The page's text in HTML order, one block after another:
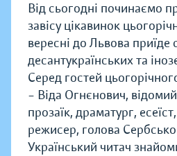
Від сьогодні починаємо
завісу цікавинок
вересні до Львова приїде
десантукраїнських та
Серед гостей
– Віда Огнєнович,
прозаїк, драматург,
режисер, голова
Український читач